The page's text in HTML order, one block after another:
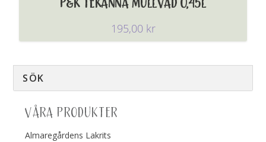
P&K TEKANNA MULLVAD 0,45L
195,00 kr
VÅRA PRODUKTER
Almaregårdens Lakrits